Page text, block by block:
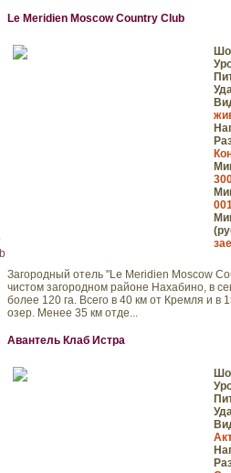
Le Meridien Moscow Country Club
Загородный отель "Le Meridien Moscow
чистом загородном районе Нахабино, в
более 120 га. Всего в 40 км от Кремля и
озер. Менее 35 км отде...
Авантель Клаб Истра